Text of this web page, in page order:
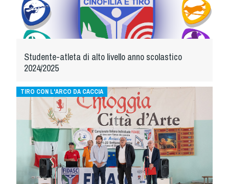
Studente-atleta di alto livello anno scolastico
2024/2025
TIRO CON L'ARCO DA CACCIA